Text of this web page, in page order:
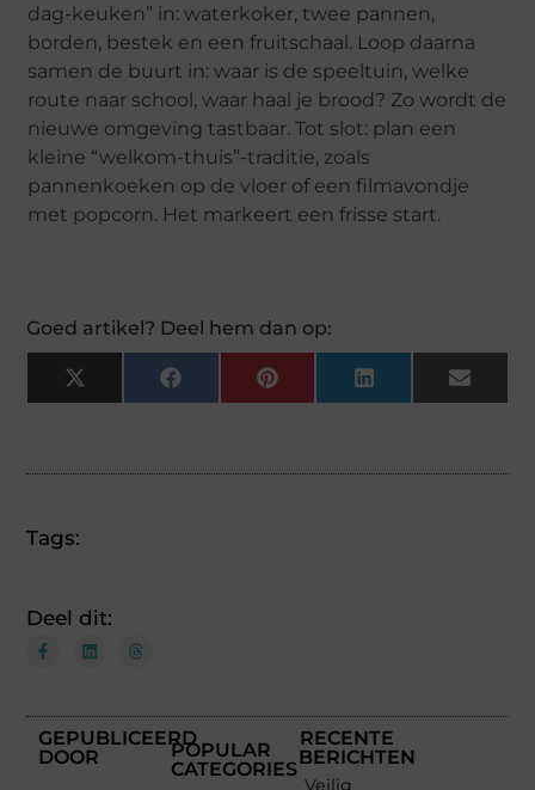
dag-keuken” in: waterkoker, twee pannen,
borden, bestek en een fruitschaal. Loop daarna
samen de buurt in: waar is de speeltuin, welke
route naar school, waar haal je brood? Zo wordt de
nieuwe omgeving tastbaar. Tot slot: plan een
kleine “welkom-thuis”-traditie, zoals
pannenkoeken op de vloer of een filmavondje
met popcorn. Het markeert een frisse start.
Goed artikel? Deel hem dan op:
X
(Twitter)
FacebookPinterestLinkedInEmail
Tags:
Deel dit:
GEPUBLICEERD
DOOR
POPULAR
CATEGORIES
RECENTE
BERICHTEN
Veilig